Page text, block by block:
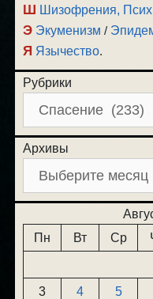
Ш Шизофрения,
Э Экуменизм /
Я Язычество.
Рубрики
Архивы
Пн
Вт Ср
3
4 5